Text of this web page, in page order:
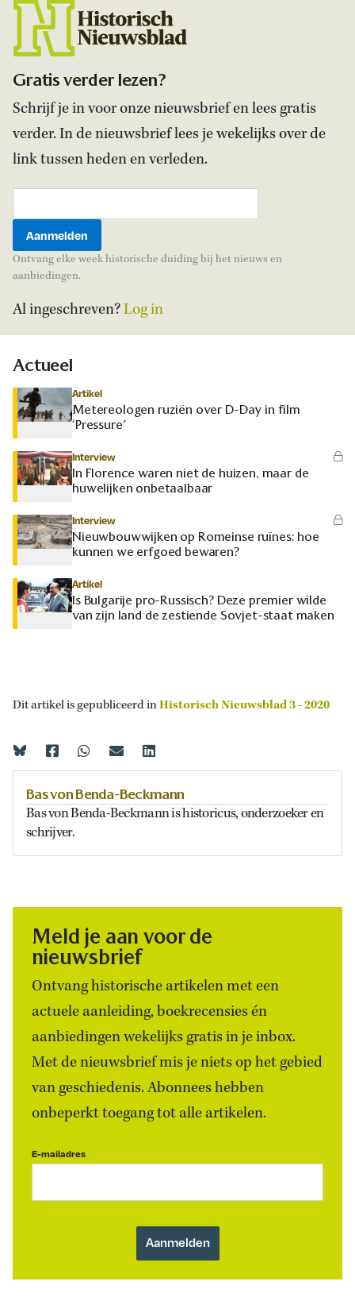
Gratis verder lezen?
Schrijf je in voor onze nieuwsbrief en lees gratis
verder. In de nieuwsbrief lees je wekelijks over de
link tussen heden en verleden.
Ontvang elke week historische duiding bij het nieuws en
aanbiedingen.
Al ingeschreven?Log in
Actueel
Artikel
Metereologen ruziën over D-Day in film
‘Pressure’
Interview
In Florence waren niet de huizen, maar de
huwelijken onbetaalbaar
Interview
Nieuwbouwwijken op Romeinse ruïnes: hoe
kunnen we erfgoed bewaren?
Artikel
Is Bulgarije pro-Russisch? Deze premier wilde
van zijn land de zestiende Sovjet-staat maken
Dit artikel is gepubliceerd inHistorisch Nieuwsblad 3 - 2020
Bas von Benda-Beckmann
Bas von Benda-Beckmann is historicus, onderzoeker en
schrijver.
Meld je aan voor de
nieuwsbrief
Ontvang historische artikelen met een
actuele aanleiding, boekrecensies én
aanbiedingen wekelijks gratis in je inbox.
Met de nieuwsbrief mis je niets op het gebied
van geschiedenis. Abonnees hebben
onbeperkt toegang tot alle artikelen.
E-mailadres